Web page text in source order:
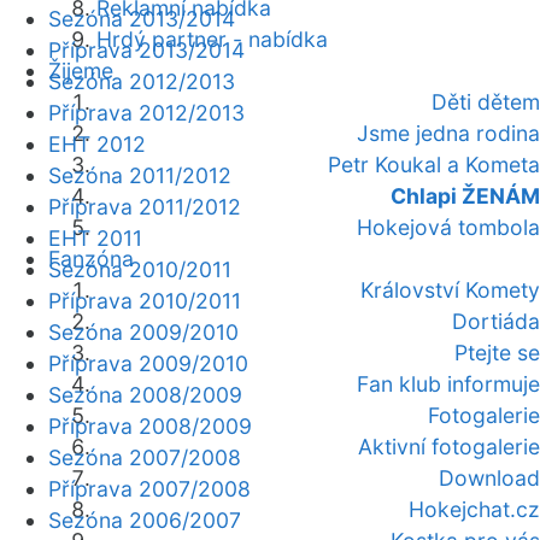
Reklamní nabídka
Hrdý partner - nabídka
Žijeme
Děti dětem
Jsme jedna rodina
Petr Koukal a Kometa
Chlapi ŽENÁM
Hokejová tombola
Fanzóna
Království Komety
Dortiáda
Ptejte se
Fan klub informuje
Fotogalerie
Aktivní fotogalerie
Download
Hokejchat.cz
Sezóna 2013/2014
Příprava 2013/2014
Sezóna 2012/2013
Příprava 2012/2013
EHT 2012
Sezóna 2011/2012
Příprava 2011/2012
EHT 2011
Sezóna 2010/2011
Příprava 2010/2011
Sezóna 2009/2010
Příprava 2009/2010
Sezóna 2008/2009
Příprava 2008/2009
Sezóna 2007/2008
Příprava 2007/2008
Sezóna 2006/2007